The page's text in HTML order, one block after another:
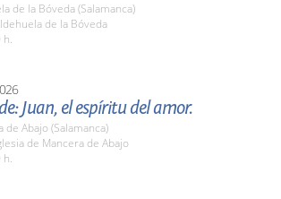
de la Bóveda (Salamanca)
de la Bóveda
h.
Juan, el espíritu del amor.
de Abajo (Salamanca)
de Mancera de Abajo
h.